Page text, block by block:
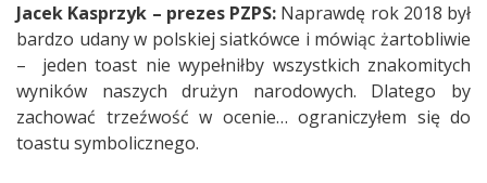
Jacek Kasprzyk – prezes PZPS: Naprawdę rok 2018 był
bardzo udany w polskiej siatkówce i mówiąc żartobliwie
– jeden toast nie wypełniłby wszystkich znakomitych
wyników naszych drużyn narodowych. Dlatego by
zachować trzeźwość w ocenie… ograniczyłem się do
toastu symbolicznego.